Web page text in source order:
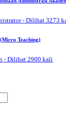
- Dilihat 3273
Teaching)
- Dilihat 2900 kali